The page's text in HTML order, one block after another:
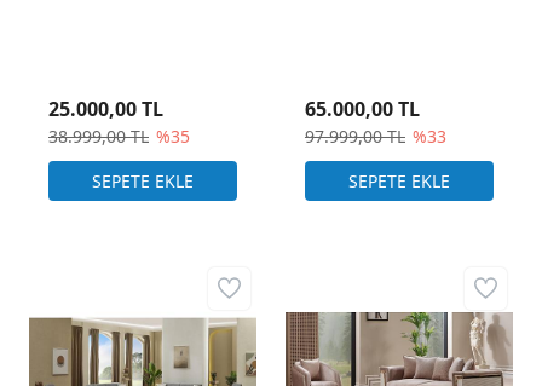
38.999,00 TL %35
25.000,00 TL
97.999,00 TL %33
65.000,00 TL